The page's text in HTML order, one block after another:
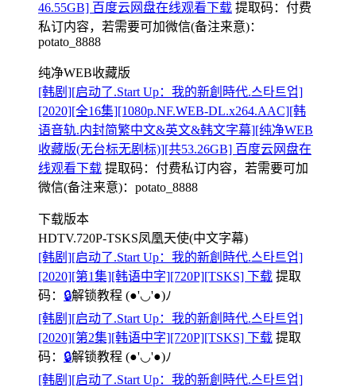
46.55GB] 百度云网盘在线观看下载 提取码： 付费
私订内容，若需要可加微信(备注来意)：
potato_8888
纯净WEB收藏版
[韩剧][启动了.Start Up：我的新創時代.스타트업]
[2020][全16集][1080p.NF.WEB-DL.x264.AAC][韩
语音轨.内封简繁中文&英文&韩文字幕][纯净WEB
收藏版(无台标无剧标)][共53.26GB] 百度云网盘在
线观看下载 提取码： 付费私订内容，若需要可加
微信(备注来意)：potato_8888
下载版本
HDTV.720P-TSKS凤凰天使(中文字幕)
[韩剧][启动了.Start Up：我的新創時代.스타트업]
[2020][第1集][韩语中字][720P][TSKS] 下载 提取
码： 🔒解锁教程 (●'◡'●)ﾉ
[韩剧][启动了.Start Up：我的新創時代.스타트업]
[2020][第2集][韩语中字][720P][TSKS] 下载 提取
码： 🔒解锁教程 (●'◡'●)ﾉ
[韩剧][启动了.Start Up：我的新創時代.스타트업]